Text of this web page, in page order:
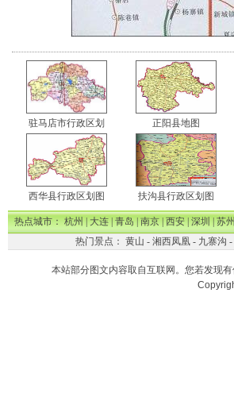
驻马店市行政区划 正阳县地图
西华县行政区划图 扶沟县行政区划图
热点城市：杭州|大连|青岛|南京|西安|深圳|苏
热门景点： 黄山 - 湘西凤凰- 九寨沟 -
本站部分图文内容取自互联网。您若发现